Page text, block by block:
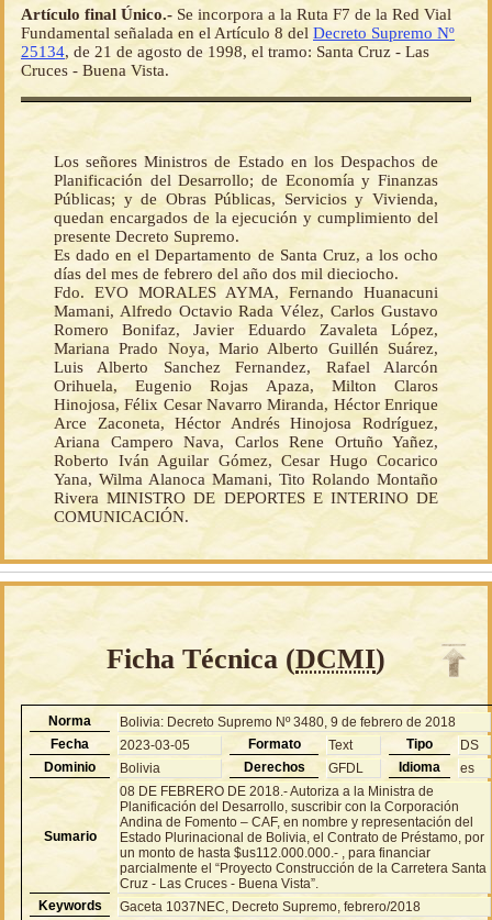
Artículo final Único.- Se incorpora a la Ruta F7 de la Red Vial
Fundamental señalada en el Artículo 8 del Decreto Supremo Nº
25134, de 21 de agosto de 1998, el tramo: Santa Cruz - Las
Cruces - Buena Vista.
Los señores Ministros de Estado en los Despachos de
Planificación del Desarrollo; de Economía y Finanzas
Públicas; y de Obras Públicas, Servicios y Vivienda,
quedan encargados de la ejecución y cumplimiento del
presente Decreto Supremo.
Es dado en el Departamento de Santa Cruz, a los ocho
días del mes de febrero del año dos mil dieciocho.
Fdo. EVO MORALES AYMA, Fernando Huanacuni
Mamani, Alfredo Octavio Rada Vélez, Carlos Gustavo
Romero Bonifaz, Javier Eduardo Zavaleta López,
Mariana Prado Noya, Mario Alberto Guillén Suárez,
Luis Alberto Sanchez Fernandez, Rafael Alarcón
Orihuela, Eugenio Rojas Apaza, Milton Claros
Hinojosa, Félix Cesar Navarro Miranda, Héctor Enrique
Arce Zaconeta, Héctor Andrés Hinojosa Rodríguez,
Ariana Campero Nava, Carlos Rene Ortuño Yañez,
Roberto Iván Aguilar Gómez, Cesar Hugo Cocarico
Yana, Wilma Alanoca Mamani, Tito Rolando Montaño
Rivera MINISTRO DE DEPORTES E INTERINO DE
COMUNICACIÓN.
Ficha Técnica (DCMI)
Norma
Bolivia: Decreto Supremo Nº 3480, 9 de febrero de 2018
Fecha
2023-03-05 Formato Text Tipo
DS
Dominio
Bolivia Derechos GFDL Idioma es
Sumario
08 DE FEBRERO DE 2018.- Autoriza a la Ministra de
Planificación del Desarrollo, suscribir con la Corporación
Andina de Fomento – CAF, en nombre y representación del
Estado Plurinacional de Bolivia, el Contrato de Préstamo, por
un monto de hasta $us112.000.000.- , para financiar
parcialmente el “Proyecto Construcción de la Carretera Santa
Cruz - Las Cruces - Buena Vista”.
Keywords
Gaceta 1037NEC, Decreto Supremo, febrero/2018